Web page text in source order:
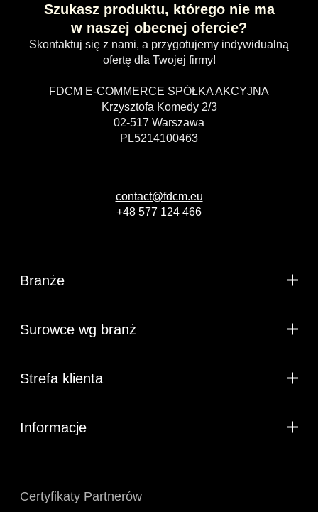
Szukasz produktu, którego nie ma
w naszej obecnej ofercie?
Skontaktuj się z nami, a przygotujemy indywidualną
ofertę dla Twojej firmy!
FDCM E-COMMERCE SPÓŁKA AKCYJNA
Krzysztofa Komedy 2/3
02-517 Warszawa
PL5214100463
contact@fdcm.eu
+48 577 124 466
Branże
Surowce wg branż
Strefa klienta
Informacje
Certyfikaty Partnerów